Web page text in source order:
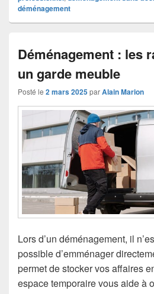
déménagement
Déménagement : les
un garde meuble
Posté le 2 mars 2025parAlain Marion
Lors d’un déménagement, il
possible d’emménager
permet de stocker vos affaires
espace temporaire vous aide à